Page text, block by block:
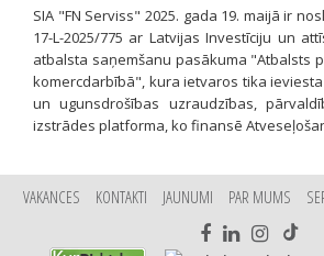
SIA "FN Serviss" 2025. gada 19. maijā ir
17-L-2025/775 ar Latvijas Investīciju un
atbalsta saņemšanu pasākuma "Atbalsts
komercdarbībā", kura ietvaros tika
un ugunsdrošības uzraudzības,
izstrādes platforma, ko finansē
VAKANCES KONTAKTI JAUNUMI PAR MUMS